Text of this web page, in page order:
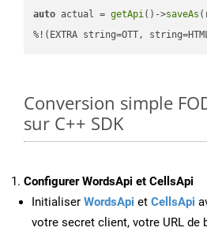
auto actual = getApi()->saveAs
%!(EXTRA string=OTT,
Conversion simple
sur C++ SDK
Configurer WordsApi et CellsApi
Initialiser WordsApi et CellsApi
votre secret client, votre URL de